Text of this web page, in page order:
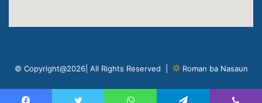
© Copyright@2026| All Rights Reserved | Roman ba Nasaun